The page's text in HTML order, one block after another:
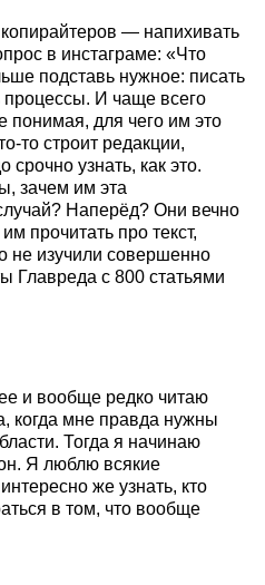
— напихивать
в инстаграме: «Что
подставь нужное: писать
процессы. И чаще всего
для чего им это
то строит редакции,
узнать, как это.
зачем им эта
Наперёд? Они вечно
прочитать про текст,
не изучили совершенно
Главреда с 800 статьями
и вообще редко читаю
когда мне правда нужны
Тогда я начинаю
Я люблю всякие
же узнать, кто
в том, что вообще